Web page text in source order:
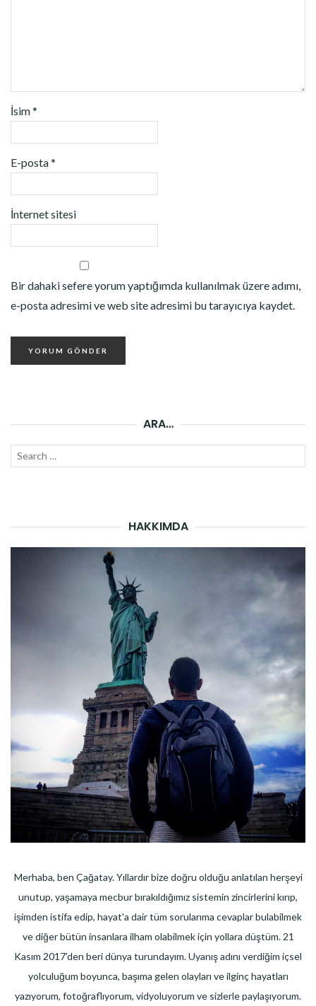
İsim*
E-posta*
İnternet sitesi
Bir dahaki sefere yorum yaptığımda kullanılmak üzere adımı,
e-posta adresimi ve web site adresimi bu tarayıcıya kaydet.
ARA…
Search
HAKKIMDA
Merhaba, ben Çağatay. Yıllardır bize doğru olduğu anlatılan herşeyi
unutup, yaşamaya mecbur bırakıldığımız sistemin zincirlerini kırıp,
işimden istifa edip, hayat'a dair tüm sorularıma cevaplar bulabilmek
ve diğer bütün insanlara ilham olabilmek için yollara düştüm. 21
Kasım 2017'den beri dünya turundayım. Uyanış adını verdiğim içsel
yolculuğum boyunca, başıma gelen olayları ve ilginç hayatları
yazıyorum, fotoğraflıyorum, vidyoluyorum ve sizlerle paylaşıyorum.